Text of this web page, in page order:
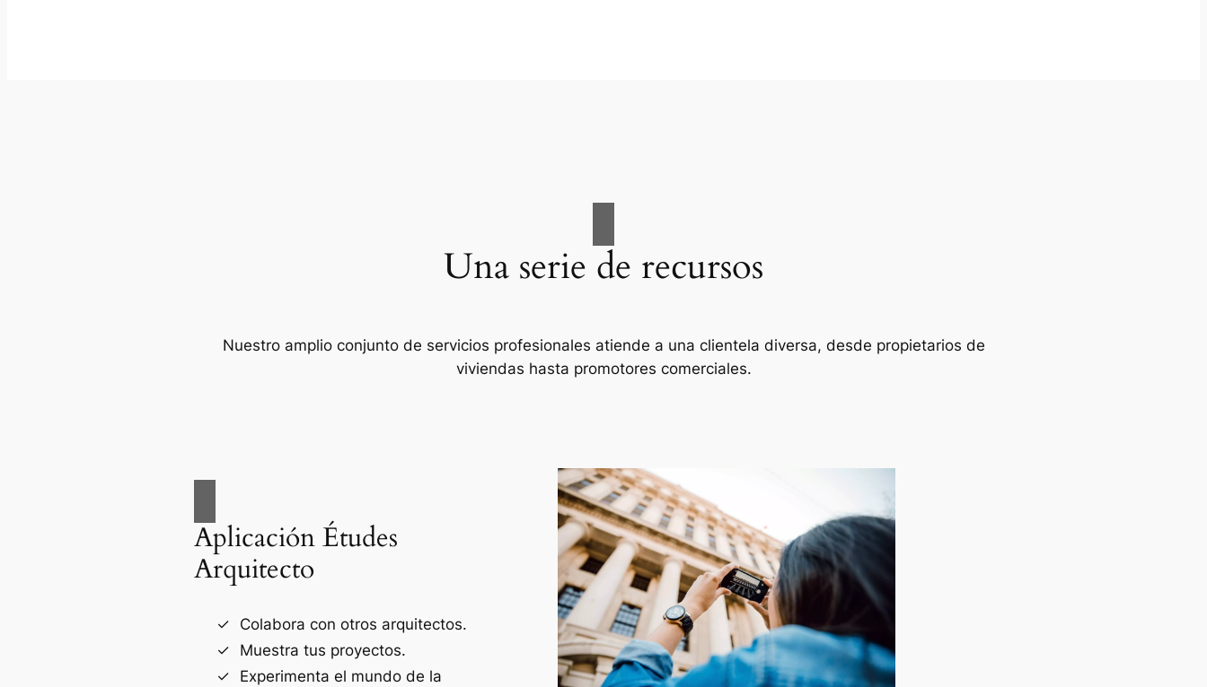
Una serie de recursos
Nuestro amplio conjunto de servicios profesionales atiende a una clientela diversa, desde propietarios de
viviendas hasta promotores comerciales.
Aplicación Études
Arquitecto
Colabora con otros arquitectos.
Muestra tus proyectos.
Experimenta el mundo de la